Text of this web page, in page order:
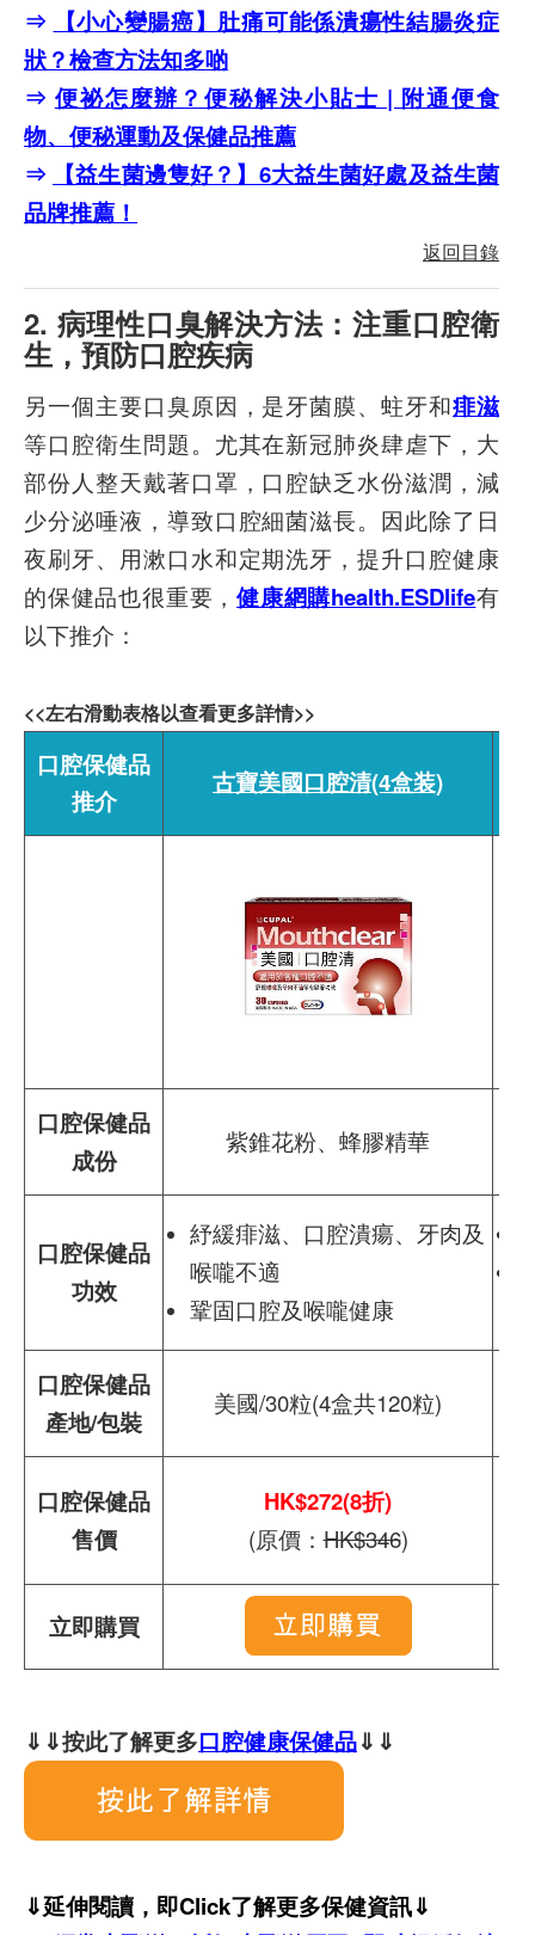
⇒
【小心變腸癌】肚痛可能係潰瘍性結腸炎症
狀？檢查方法知多啲
⇒ 便祕怎麼辦？便秘解決小貼士 | 附通便食
物、便秘運動及保健品推薦
⇒
【益生菌邊隻好？】6大益生菌好處及益生菌
品牌推薦！
返回目錄
2. 病理性口臭解決方法：注重口腔衛
生，預防口腔疾病
另一個主要口臭原因，是牙菌膜、蛀牙和痱滋
等口腔衛生問題。尤其在新冠肺炎肆虐下，大
部份人整天戴著口罩，口腔缺乏水份滋潤，減
少分泌唾液，導致口腔細菌滋長。因此除了日
夜刷牙、用漱口水和定期洗牙，提升口腔健康
的保健品也很重要，健康網購health.ESDlife有
以下推介：
<<左右滑動表格以查看更多詳情>>
口腔保健品
推介
古寶美國口腔清(4盒装)
口腔保健品
成份
紫錐花粉、蜂膠精華
口腔保健品
功效
紓緩痱滋、口腔潰瘍、牙肉及
喉嚨不適
鞏固口腔及喉嚨健康
口腔保健品
產地/包裝
美國/30粒(4盒共120粒)
口腔保健品
售價
HK$272(8折)
(原價：HK$346)
立即購買
⇓⇓按此了解更多口腔健康保健品⇓⇓
⇓延伸閱讀，即Click了解更多保健資訊⇓